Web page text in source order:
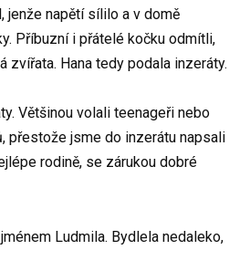
jenže napětí sílilo a v domě
Příbuzní i přátelé kočku odmítli,
zvířata. Hana tedy podala inzeráty.
Většinou volali teenageři nebo
přestože jsme do inzerátu napsali
rodině, se zárukou dobré
Ludmila. Bydlela nedaleko,